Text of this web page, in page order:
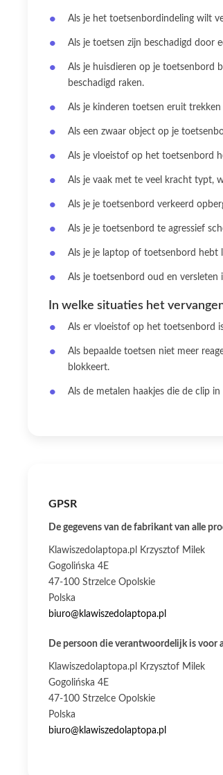
Als je het toetsenbordindeling wilt
Als je toetsen zijn beschadigd door
Als je huisdieren op je toetsenbord
beschadigd raken.
Als je kinderen toetsen eruit
Als een zwaar object op je
Als je vloeistof op het toetsenbord
Als je vaak met te veel kracht typt,
Als je je toetsenbord verkeerd
Als je je toetsenbord te agressief
Als je je laptop of toetsenbord hebt
Als je toetsenbord oud en versleten
In welke situaties het
Als er vloeistof op het toetsenbord
Als bepaalde toetsen niet meer
blokkeert.
Als de metalen haakjes die de clip
GPSR
De gegevens van de fabrikant van alle
Klawiszedolaptopa.pl Krzysztof Milek
Gogolińska 4E
47-100 Strzelce Opolskie
Polska
biuro@klawiszedolaptopa.pl
De persoon die verantwoordelijk is voor
Klawiszedolaptopa.pl Krzysztof Milek
Gogolińska 4E
47-100 Strzelce Opolskie
Polska
biuro@klawiszedolaptopa.pl